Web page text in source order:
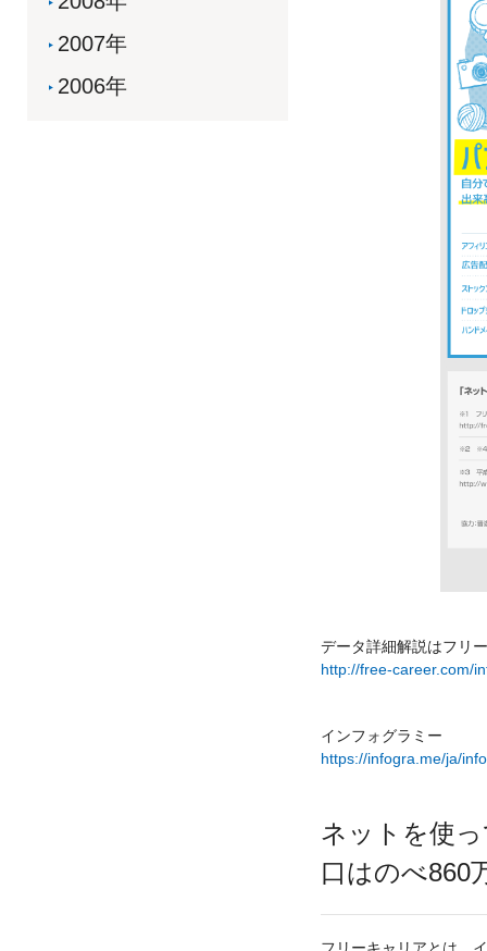
データ詳細解説はフリ
http://free-career.com/
インフォグラミー
https://infogra.me/ja/
ネットを使
口はのべ860
フリーキャリアとは、
2007年
2006年